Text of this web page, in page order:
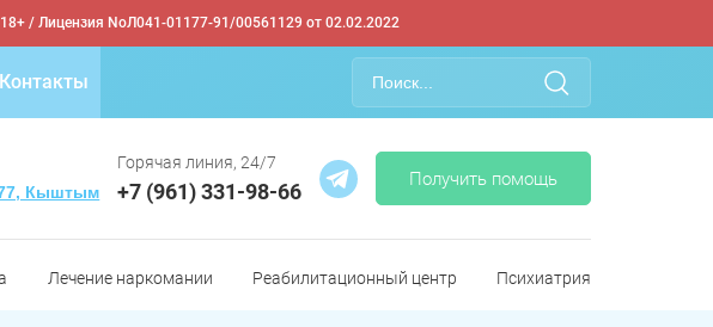
/ Лицензия NoЛ041-01177-91/00561129 от 02.02.2022
Контакты
Кыштым
Горячая линия, 24/7
+7 (961) 331-98-66 Получить помощь
Лечение наркомании Реабилитационный центр Психиатрия